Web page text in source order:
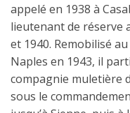
appelé en 1938 à
lieutenant de réserve
et 1940. Remobilisé
Naples en 1943, il
compagnie muletière
sous le